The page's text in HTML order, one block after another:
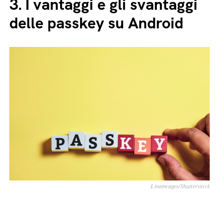
3. I vantaggi e gli svantaggi
delle passkey su Android
Linaimages/Shutterstock